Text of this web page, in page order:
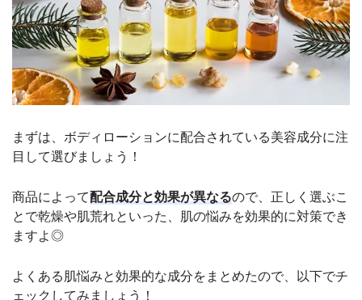
まずは、ボディローションに配合されている美容成分に注
目して選びましょう！
商品によって配合成分と効果が異なるので、正しく選ぶこ
とで乾燥や肌荒れといった、肌の悩みを効果的に対策でき
ますよ◎
よくある肌悩みと効果的な成分をまとめたので、以下でチ
ェックしてみましょう！